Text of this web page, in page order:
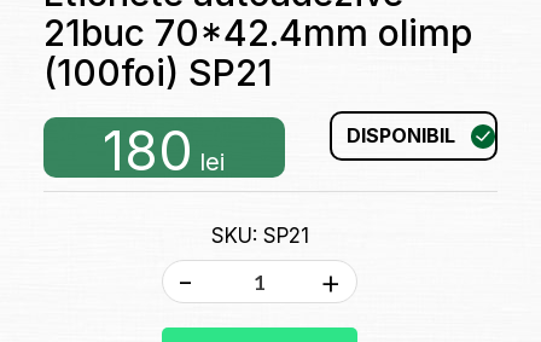
21buc 70*42.4mm olimp
(100foi) SP21
180 lei
DISPONIBIL
SKU: SP21
- +